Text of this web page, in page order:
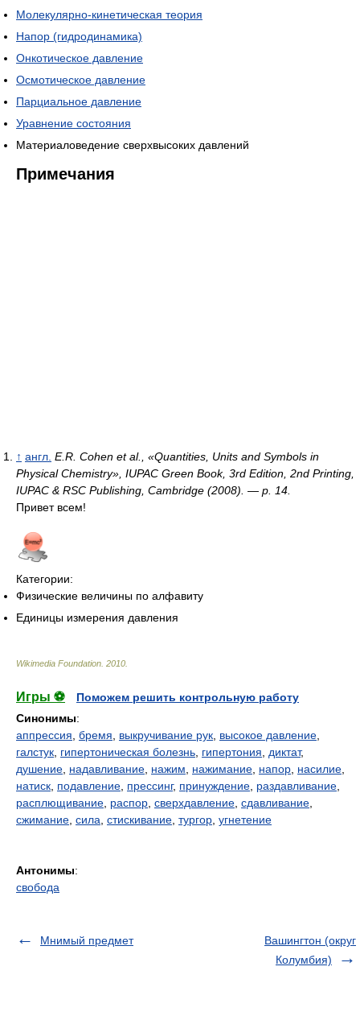
Молекулярно-кинетическая теория
Напор (гидродинамика)
Онкотическое давление
Осмотическое давление
Парциальное давление
Уравнение состояния
Материаловедение сверхвысоких давлений
Примечания
↑ англ. E.R. Cohen et al., «Quantities, Units and Symbols in
Physical Chemistry», IUPAC Green Book, 3rd Edition, 2nd Printing,
IUPAC & RSC Publishing, Cambridge (2008). — p. 14.
Привет всем!
Категории:
Физические величины по алфавиту
Единицы измерения давления
Wikimedia Foundation 2010
Игры ⚽
Поможем решить контрольную работу
Синонимы:
аппрессия бремя выкручивание рук высокое давление
галстук гипертоническая болезнь гипертония диктат,
душение надавливание нажим нажимание напор насилие
натиск подавление прессинг, принуждение раздавливание
расплющивание распор сверхдавление сдавливание
сжимание сила стискивание тургор угнетение
Антонимы:
свобода
Мнимый предмет
Вашингтон (округ
Колумбия)